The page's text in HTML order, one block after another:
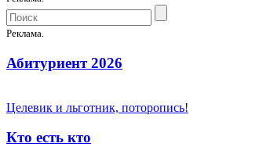
Реклама.
Абитуриент 2026
Целевик и льготник, поторопись!
Кто есть кто